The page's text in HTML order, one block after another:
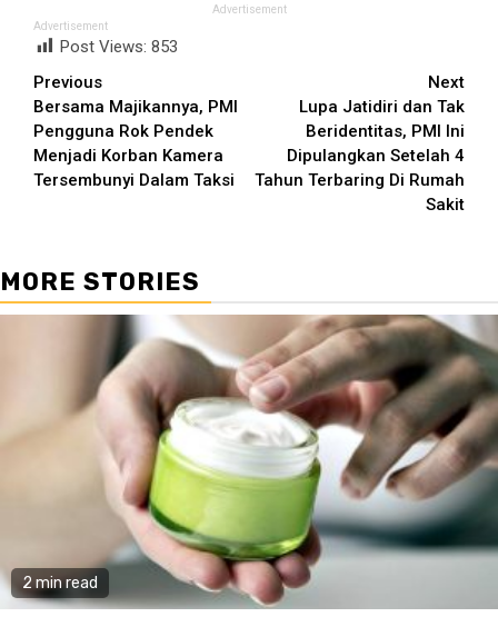
Advertisement
Advertisement
Post Views: 853
Continue
Reading
Previous
Bersama Majikannya, PMI
Pengguna Rok Pendek
Menjadi Korban Kamera
Tersembunyi Dalam Taksi
Next
Lupa Jatidiri dan Tak
Beridentitas, PMI Ini
Dipulangkan Setelah 4
Tahun Terbaring Di Rumah
Sakit
MORE STORIES
2 min read